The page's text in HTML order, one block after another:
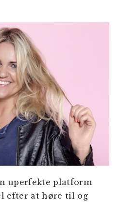
uperfekte platform
efter at høre til og